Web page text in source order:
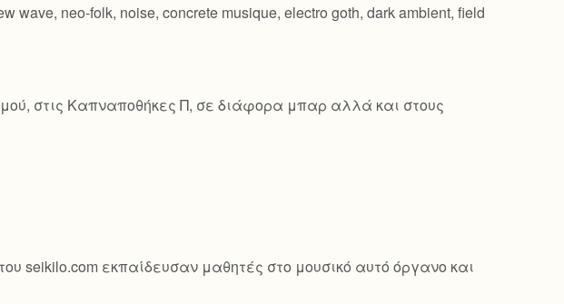
wave, neo-folk, noise, concrete musique, electro goth, dark ambient, field
στις Καπναποθήκες Π, σε διάφορα μπαρ αλλά και στους
seikilo.com εκπαίδευσαν μαθητές στο μουσικό αυτό όργανο και